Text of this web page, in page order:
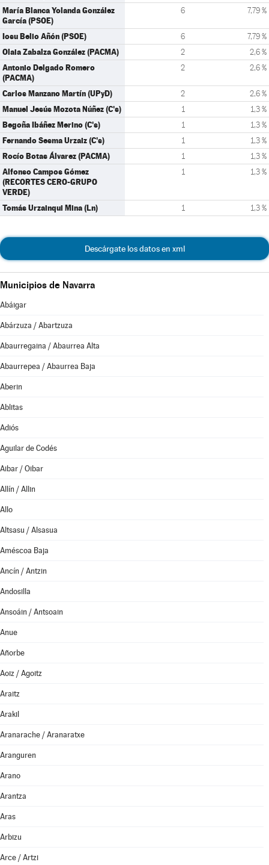
María Blanca Yolanda González
García (PSOE)
6 7,79 %
Iosu Belio Añón (PSOE) 6 7,79 %
Olaia Zabalza González (PACMA) 2 2,6 %
Antonio Delgado Romero
(PACMA)
2 2,6 %
Carlos Manzano Martín (UPyD) 2 2,6 %
Manuel Jesús Mozota Núñez (C's) 1 1,3 %
Begoña Ibáñez Merino (C's) 1 1,3 %
Fernando Sesma Urzaiz (C's) 1 1,3 %
Rocío Botas Álvarez (PACMA) 1 1,3 %
Alfonso Campos Gómez
(RECORTES CERO-GRUPO
VERDE)
1 1,3 %
Tomás Urzainqui Mina (Ln) 1 1,3 %
Descárgate los datos en xml
Municipios de Navarra
Abáigar
Abárzuza / Abartzuza
Abaurregaina / Abaurrea Alta
Abaurrepea / Abaurrea Baja
Aberin
Ablitas
Adiós
Aguilar de Codés
Aibar / Oibar
Allín / Allin
Allo
Altsasu / Alsasua
Améscoa Baja
Ancín / Antzin
Andosilla
Ansoáin / Antsoain
Anue
Añorbe
Aoiz / Agoitz
Araitz
Arakil
Aranarache / Aranaratxe
Aranguren
Arano
Arantza
Aras
Arbizu
Arce / Artzi